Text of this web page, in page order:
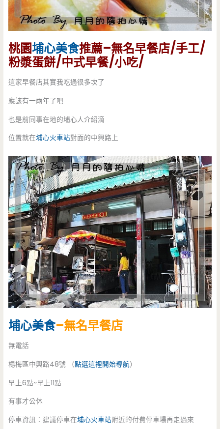
桃園埔心美食推薦–無名早餐店/手工/
粉漿蛋餅/中式早餐/小吃/
這家早餐店其實我吃過很多次了
應該有一兩年了吧
也是前同事在地的埔心人介紹滴
位置就在埔心火車站對面的中興路上
埔心美食–無名早餐店
無電話
楊梅區中興路48號 （點選這裡開始導航）
早上6點~早上11點
有事才公休
停車資訊：建議停車在埔心火車站附近的付費停車場再走過來